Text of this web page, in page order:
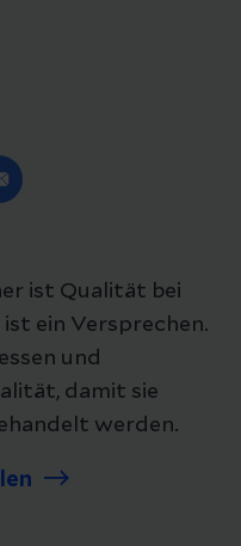
ist Qualität bei
ein Versprechen.
und
damit sie
werden.